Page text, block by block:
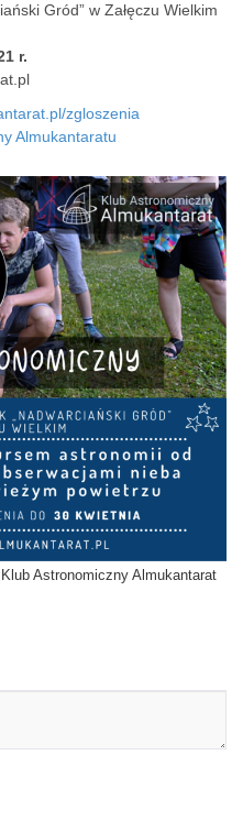
Gród” w Załęczu Wielkim
r.
zgloszenia
Almukantaratu
Klub Astronomiczny Almukantarat